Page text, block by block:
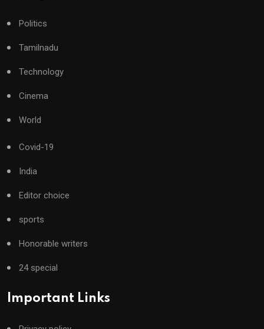
Politics
Tamilnadu
Technology
Cinema
World
Covid-19
India
Editor choice
sports
Honorable writers
24 special
Important Links